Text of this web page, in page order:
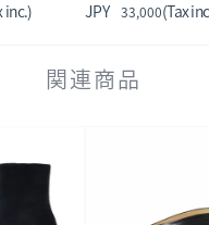
33,000
関連商品